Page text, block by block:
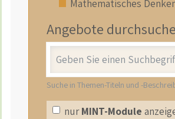
Mathematisches
Angebote
Stichwort
Suche in Themen-Titeln und -
nurMINT-Module